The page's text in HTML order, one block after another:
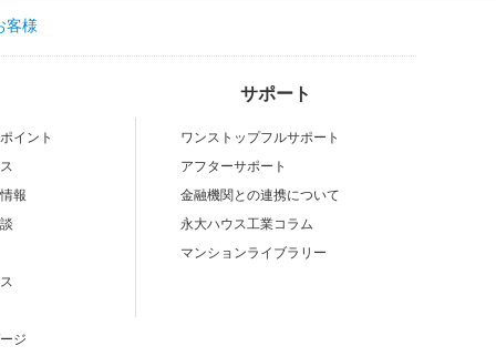
客様
イント
報
ジ
サポート
ワンストップフルサポート
アフターサポート
金融機関との連携について
永大ハウス工業コラム
マンションライブラリー